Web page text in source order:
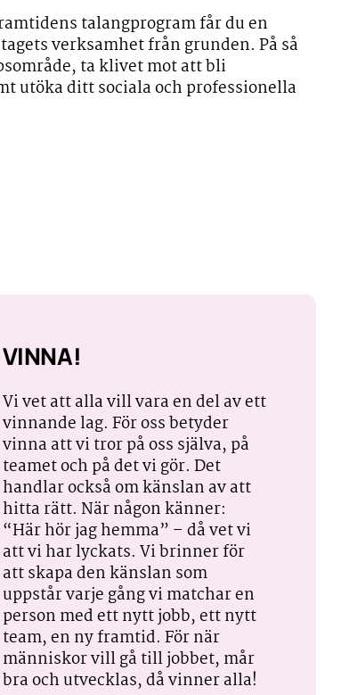
talangprogram får du en
verksamhet från grunden. På så
ta klivet mot att bli
utöka ditt sociala och professionella
VINNA!
Vi vet att alla vill vara en del av ett
vinnande lag. För oss betyder
vinna att vi tror på oss själva, på
teamet och på det vi gör. Det
handlar också om känslan av att
hitta rätt. När någon känner:
“Här hör jag hemma” – då vet vi
att vi har lyckats. Vi brinner för
att skapa den känslan som
uppstår varje gång vi matchar en
person med ett nytt jobb, ett nytt
team, en ny framtid. För när
människor vill gå till jobbet, mår
bra och utvecklas, då vinner alla!